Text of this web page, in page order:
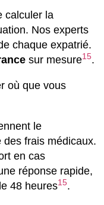
calculer la
Nos experts
chaque expatrié.
sur mesure15.
où que vous
le
des frais médicaux.
en cas
réponse rapide,
48 heures15.